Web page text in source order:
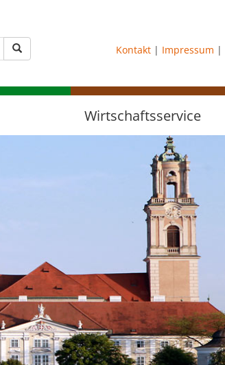
Kontakt | Impressum |
Wirtschaftsservice